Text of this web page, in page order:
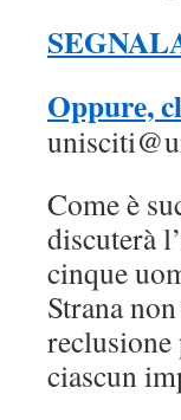
Oppure,
Come è
discuterà
cinque
Strana
reclusione
ciascun